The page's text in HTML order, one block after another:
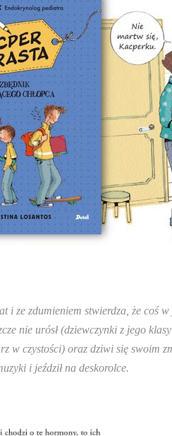
i ze zdumieniem stwierdza, że coś
nie urósł (dziewczynki z jego
w czystości) oraz dziwi się swoim
i jeździł na deskorolce.